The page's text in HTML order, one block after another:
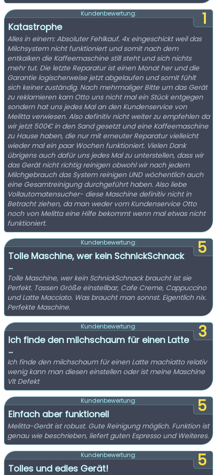
1
Kundenbewertung:
Katastrophe
Alles in einem: Absoluter Fehlkauf. 4x eingeschickt weil das
Milchsystem nicht funktioniert und somit nach dem
entkalken die Kaffeemaschine still steht und sich nichts
mehr tut. Die letzte Reparatur ist einen Monat her und die
Garantie logischerweise jetzt abgelaufen und somit fühlt
sich keiner zuständig. Nach mehrmaliger Bitte um das Gerät
zu reklamieren kam Otto uns nicht mal ein Stück entgegen
sondern hat uns jedes Mal an den Kundenservice von
Melitta verwiesen. Also definitiv nicht weiter zu empfehlen da
wir jetzt 500€ in den Sand gesetzt und eine Kaffeemaschine
zu Hause haben, die nur mit erneuter Reparatur vielleicht
wieder mal ein paar Wochen funktioniert. Vielen Dank
übrigens auch dafür uns jedes Mal zu unterstellen, dass wir
das Gerät nicht richtig reinigen obwohl wir nach jedem
Milchgebrauch das System reinigen UND wöchentlich auch
eine Gesamtreinigung durchgeführt haben. Also liebe
Vollautomatensucher- diese Maschine definitiv nicht in
Betracht ziehen, da man weder vom Kundenservice Otto
noch von Melitta eine Hilfe bekommt wenn mal etwas nicht
funktioniert.
5
Kundenbewertung:
Tolle Maschine, wer kein SchnickSchnack
...
Tolle Maschine, wer kein SchnickSchnack braucht ist sie
Perfekt. Tassen Größe einstellbar, Cafe Creme, Cappuccino
und Latte Macciato. Was braucht man sonnst. Eigentlich nix.
Perfekte Maschine.
3
Kundenbewertung:
Ich finde den milchschaum für einen Latte
...
Ich finde den milchschaum für einen Latte machiatto relativ
wenig kann man diesen einstellen oder ist meine Maschine
Vlt Defekt
5
Kundenbewertung:
Einfach aber funktionell
Melitta-Gerät ist robust. Gute Reinigung möglich. Funktion ist
genau wie beschrieben, liefert guten Espresso und Weiteres.
5
Kundenbewertung:
Tolles und edles Gerät!